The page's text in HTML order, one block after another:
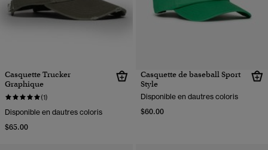
Casquette Trucker
Graphique
(1)
Disponible en dautres coloris
$65.00
Casquette de baseball Sport
Style
Disponible en dautres coloris
$60.00